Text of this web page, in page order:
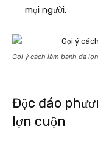
mọi người.
Gợi ý cách làm bánh da
Độc đáo
lợn cuộn